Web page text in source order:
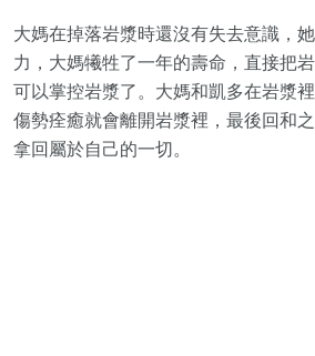
大媽在掉落岩漿時還沒有失去意識，
力，大媽犧牲了一年的壽命，直接把
可以掌控岩漿了。大媽和凱多在岩漿
傷勢痊癒就會離開岩漿裡，最後回和
拿回屬於自己的一切。